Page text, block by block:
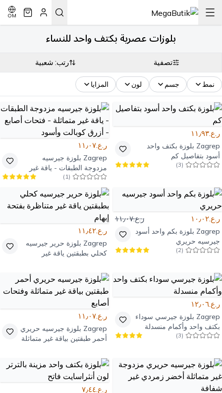
OM
بلوزات عصرية بكتف واحد للنساء
تصفية رتب: شعبية
نمط جسم لون المزايا
ر.ع.١١٫٩٣
Zagrep بلوزة بكتف واحد
أسود بتفاصيل كم
(
3
)
ر.ع.١١٫٠٧
Zagrep بلوزة جيرسيه
مزدوجة الطبقات - ياقة غير
متماثلة - فتحات أصابع - أزرق
كوبالت وأسود
(
1
)
ر.ع.١٠٫٠٢ ر.ع.١١٫٠٧
Zagrep بلوزة بكم واحد أسود
جيرسيه حريري
(
2
)
ر.ع.١١٫٤٢
Zagrep بلوزة حرير جيرسيه
كحلي بطبقتين ياقة غير
ر.ع.١٢٫٠٦
Zagrep بلوزة جيرسي سوداء
بكتف واحد وأكمام منسدلة
(
3
)
ر.ع.١١٫٠٧
Zagrep بلوزة جيرسيه حريري
أحمر طبقتين بياقة غير متماثلة
ر.ع.٧٫٤٤